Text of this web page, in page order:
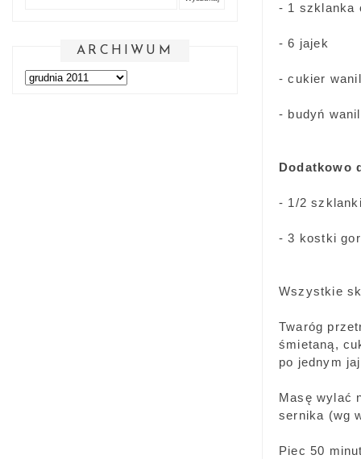
- 1 szklanka
- 6 jajek
- cukier
- budyń
Dodatkowo
- 1/2
- 3 kostki
Wszystkie
Twaróg
śmietaną,
po jednym
Masę wylać
sernika (wg
Piec 50
ARCHIWUM